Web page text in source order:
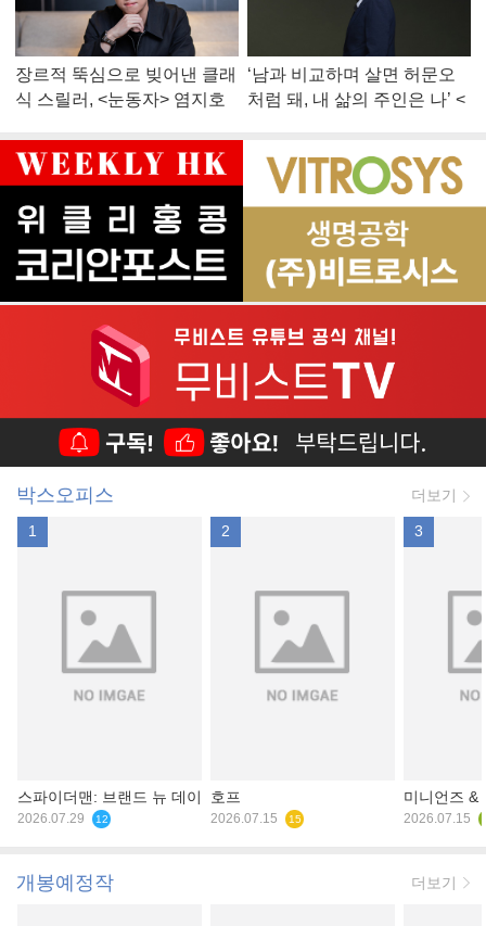
장르적 뚝심으로 빚어낸 클래
식 스릴러, <눈동자> 염지호
‘남과 비교하며 살면 허문오
처럼 돼, 내 삶의 주인은 나’ <
박스오피스 더보기
1
스파이더맨: 브랜드 뉴 데이
2026.07.29 12
2
호프
2026.07.15 15
3
미니언즈 &
2026.07.15
개봉예정작 더보기